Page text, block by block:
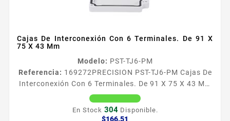
Cajas De Interconexión Con 6 Terminales. De 91 X
75 X 43 Mm
Modelo: PST-TJ6-PM
Referencia: 169272PRECISION PST-TJ6-PM Cajas De
Interconexión Con 6 Terminales. De 91 X 75 X 43 Mm
Caracteriacutesticas Caja de conexiones con 6
terminales ideal para empalmes con cable de cobre
Material Plaacutestico Contactos 6 Color gris Cierre
En Stock 304Disponible.
$166.51